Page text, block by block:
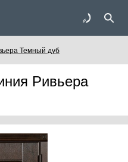
Темный дуб
Ривьера